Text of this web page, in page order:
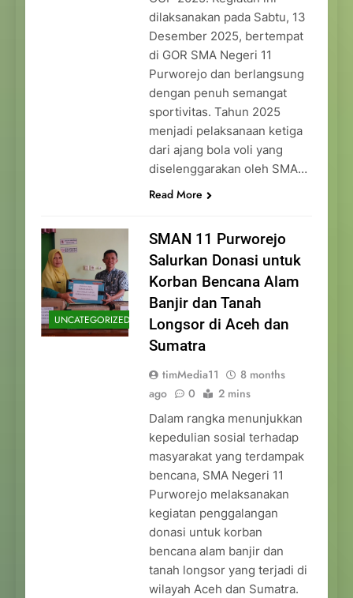
dilaksanakan pada Sabtu, 13
Desember 2025, bertempat
di GOR SMA Negeri 11
Purworejo dan berlangsung
dengan penuh semangat
sportivitas. Tahun 2025
menjadi pelaksanaan ketiga
dari ajang bola voli yang
diselenggarakan oleh SMA…
Read More
UNCATEGORIZED
SMAN 11 Purworejo
Salurkan Donasi untuk
Korban Bencana Alam
Banjir dan Tanah
Longsor di Aceh dan
Sumatra
timMedia11
8 months
ago
0 2 mins
Dalam rangka menunjukkan
kepedulian sosial terhadap
masyarakat yang terdampak
bencana, SMA Negeri 11
Purworejo melaksanakan
kegiatan penggalangan
donasi untuk korban
bencana alam banjir dan
tanah longsor yang terjadi di
wilayah Aceh dan Sumatra.